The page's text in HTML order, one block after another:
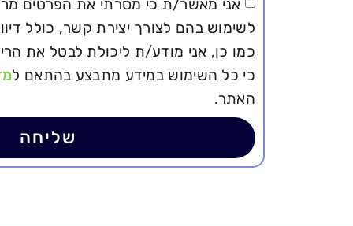
אני מאשר/ת כי מסרתי את הפרטים
לשימוש בהם לצורך יצירת קשר, כולל
כמו כן, אני מודע/ת ליכולת לבטל את
כי כל השימוש במידע מתבצע בהתאם ל
האתר.
שליחה